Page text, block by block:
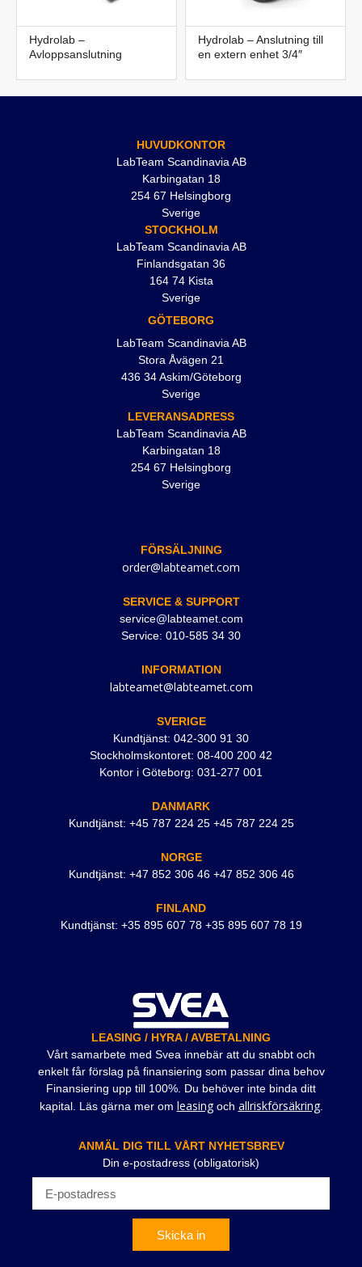
Hydrolab –
Avloppsanslutning
Hydrolab – Anslutning till
en extern enhet 3/4″
HUVUDKONTOR
LabTeam Scandinavia AB
Karbingatan 18
254 67 Helsingborg
Sverige
STOCKHOLM
LabTeam Scandinavia AB
Finlandsgatan 36
164 74 Kista
Sverige
GÖTEBORG
LabTeam Scandinavia AB
Stora Åvägen 21
436 34 Askim/Göteborg
Sverige
LEVERANSADRESS
LabTeam Scandinavia AB
Karbingatan 18
254 67 Helsingborg
Sverige
FÖRSÄLJNING
order@labteamet.com
SERVICE & SUPPORT
service@labteamet.com
Service: 010-585 34 30
INFORMATION
labteamet@labteamet.com
SVERIGE
Kundtjänst: 042-300 91 30
Stockholmskontoret: 08-400 200 42
Kontor i Göteborg: 031-277 001
DANMARK
Kundtjänst: +45 787 224 25 +45 787 224 25
NORGE
Kundtjänst: +47 852 306 46 +47 852 306 46
FINLAND
Kundtjänst: +35 895 607 78 +35 895 607 78 19
LEASING / HYRA / AVBETALNING
Vårt samarbete med Svea innebär att du snabbt och
enkelt får förslag på finansiering som passar dina behov
Finansiering upp till 100%. Du behöver inte binda ditt
kapital. Läs gärna mer om leasingoch allriskförsäkring.
ANMÄL DIG TILL VÅRT NYHETSBREV
Din e-postadress (obligatorisk)
Skicka in